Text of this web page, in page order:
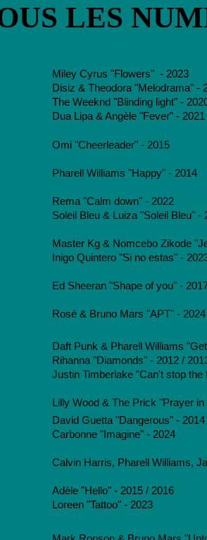
LES
Miley Cyrus "Flowers" - 2023
Disiz & Theodora "Melodrama" -
The Weeknd "Blinding light" -
Dua Lipa & Angèle "Fever" -
Omi "Cheerleader" - 2015
Pharell Williams "Happy" - 2014
Rema "Calm down" - 2022
Soleil Bleu & Luiza "Soleil Bleu" -
Master Kg & Nomcebo Zikode
Inigo Quintero "Si no estas" -
Ed Sheeran "Shape of you" -
Rosé & Bruno Mars "APT" -
Daft Punk & Pharell Williams
Rihanna "Diamonds" - 2012 /
Justin Timberlake "Can't stop the
Lilly Wood & The Prick "Prayer
David Guetta "Dangerous" -
Carbonne "Imagine" - 2024
Calvin Harris, Pharell Williams,
Adèle "Hello" - 2015 / 2016
Loreen "Tattoo" - 2023